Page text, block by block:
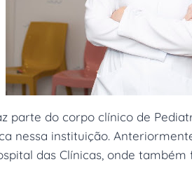
parte do corpo clínico de
nessa instituição.
das Clínicas, onde